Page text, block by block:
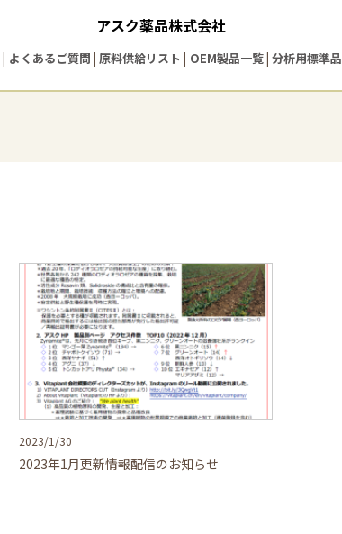
アスク薬品株式会社
よくあるご質問 原料供給リスト OEM製品一覧 分析用標準品
2023/1/30
2023年1月更新情報配信のお知らせ